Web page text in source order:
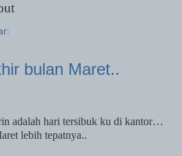
bulan Maret..
adalah hari tersibuk ku di kantor…
lebih tepatnya..